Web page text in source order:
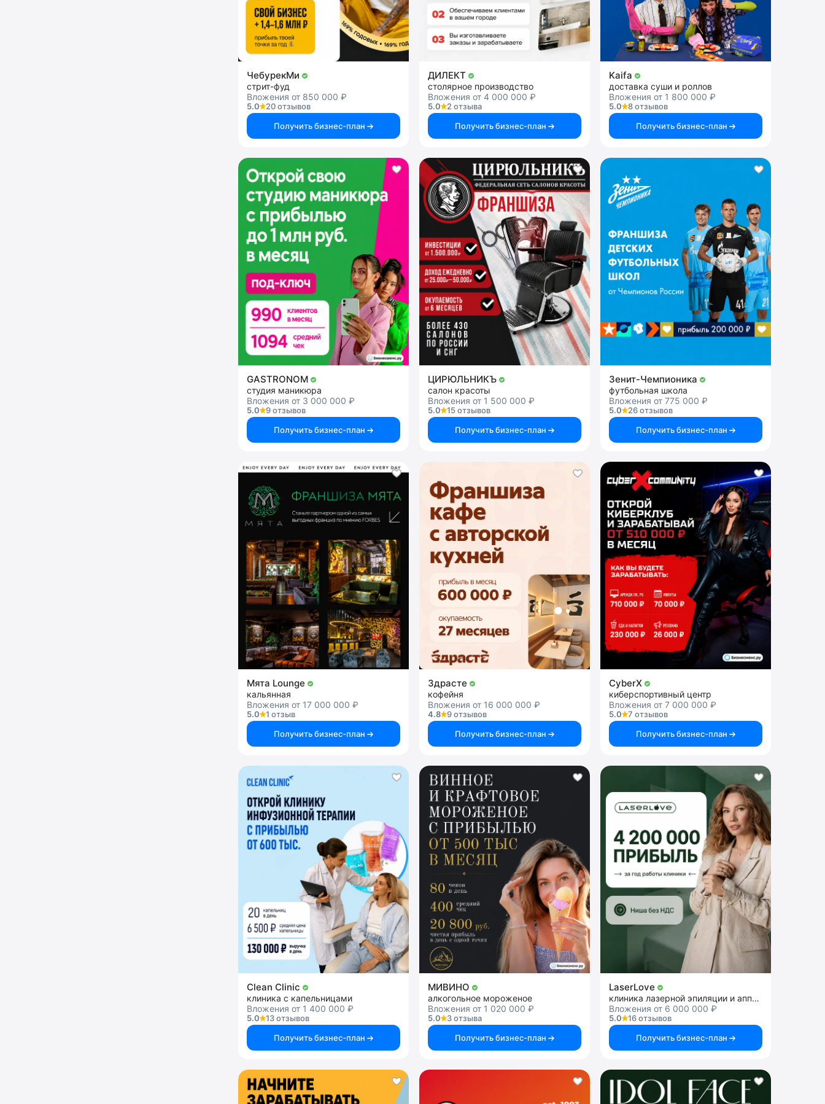
ЧебурекМи
стрит-фуд
Вложения от 850 000 ₽
5.0
20 отзывов
Получить бизнес-план
ДИЛЕКТ
столярное производство
Вложения от 4 000 000 ₽
5.0
2 отзыва
Получить бизнес-план
Kaifa
доставка суши и роллов
Вложения от 1 800 000 ₽
5.0
8 отзывов
Получить бизнес-план
GASTRONOM
студия маникюра
Вложения от 3 000 000 ₽
5.0
9 отзывов
Получить бизнес-план
ЦИРЮЛЬНИКЪ
салон красоты
Вложения от 1 500 000 ₽
5.0
15 отзывов
Получить бизнес-план
Зенит-Чемпионика
футбольная школа
Вложения от 775 000 ₽
5.0
26 отзывов
Получить бизнес-план
Мята Lounge
кальянная
Вложения от 17 000 000 ₽
5.0
1 отзыв
Получить бизнес-план
Здрасте
кофейня
Вложения от 16 000 000 ₽
4.8
9 отзывов
Получить бизнес-план
CyberX
киберспортивный центр
Вложения от 7 000 000 ₽
5.0
7 отзывов
Получить бизнес-план
Clean Clinic
клиника с капельницами
Вложения от 1 400 000 ₽
5.0
13 отзывов
Получить бизнес-план
МИВИНО
алкогольное мороженое
Вложения от 1 020 000 ₽
5.0
3 отзыва
Получить бизнес-план
LaserLove
клиника лазерной эпиляции и аппаратной косметологии
Вложения от 6 000 000 ₽
5.0
16 отзывов
Получить бизнес-план